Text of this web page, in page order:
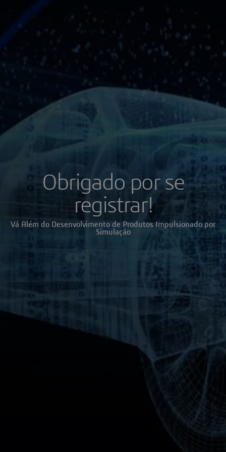
Obrigado por se
registrar!
Vá Além do Desenvolvimento de Produtos Impulsionado por
Simulação